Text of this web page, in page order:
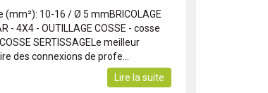
(mm²): 10-16 / Ø 5 mmBRICOLAGE
- 4X4 - OUTILLAGE COSSE - cosse
SERTISSAGELe meilleur
des connexions de profe...
Lire la suite